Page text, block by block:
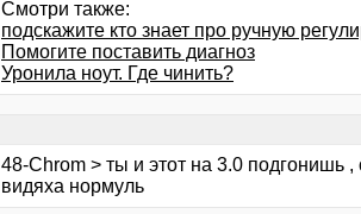
Смотри также:
подскажите кто знает про ручную
Помогите поставить диагноз
Уронила ноут. Где чинить?
48-Chrom > ты и этот на 3.0 подгонишь
видяха нормуль